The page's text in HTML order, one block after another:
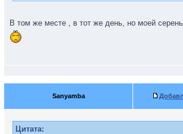
В том же месте , в тот же день, но моей
Sanyаmba
Цитата: